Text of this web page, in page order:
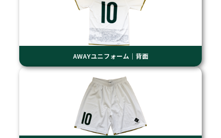
AWAYユニフォーム｜背面